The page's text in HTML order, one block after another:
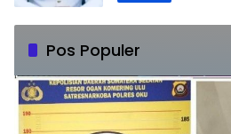
Pos Populer